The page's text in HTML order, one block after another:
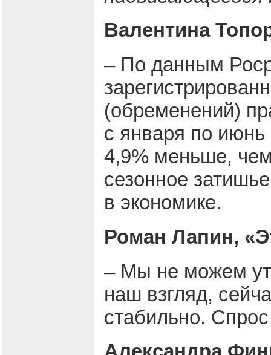
Валентина
– По данным
(обременений)
с января по июнь
4,9% меньше,
сезонное
в экономике.
Роман Лапин,
– Мы не можем
наш взгляд,
стабильно.